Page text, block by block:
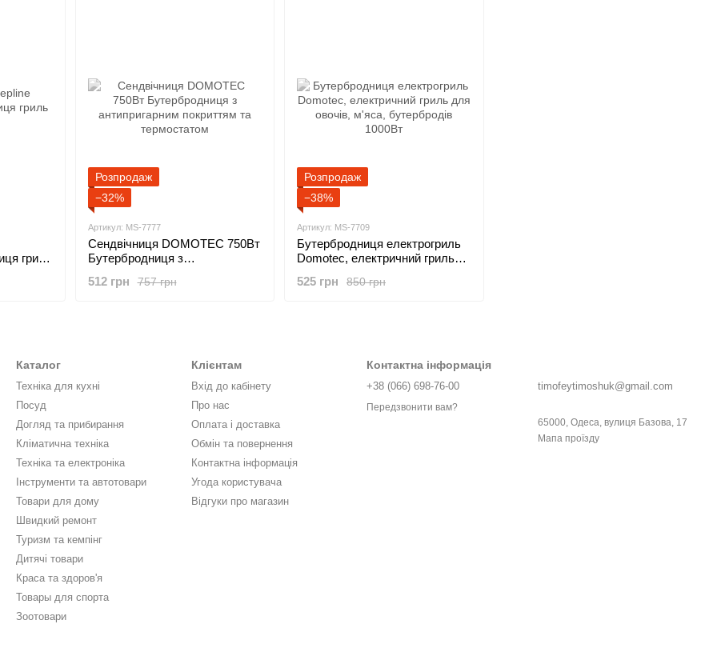
гриль
Розпродаж
−32%
Артикул: MS-7777
Сендвічниця DOMOTEC 750Вт
Бутербродниця з
термостатом
757 грн
512 грн
Розпродаж
−38%
Артикул: MS-7709
Бутербродниця електрогриль
Domotec, електричний гриль
1000Вт
850 грн
525 грн
Каталог
Техніка для кухні
Посуд
Догляд та прибирання
Кліматична техніка
Техніка та електроніка
Інструменти та автотовари
Товари для дому
Швидкий ремонт
Туризм та кемпінг
Дитячі товари
Краса та здоров'я
Товары для спорта
Зоотовари
Клієнтам
Вхід до кабінету
Про нас
Оплата і доставка
Обмін та повернення
Контактна інформація
Угода користувача
Відгуки про магазин
Контактна інформація
+38 (066) 698-76-00
Передзвонити вам?
timofeytimoshuk@gmail.com
65000, Одеса, вулиця Базова, 17
Мапа проїзду